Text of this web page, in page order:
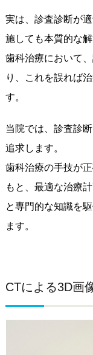
実は、診査診断が
施しても本質的な
歯科治療において
り、これを誤れば
す。
当院では、診査診
追求します。
歯科治療の手技が
もと、最適な治療
と専門的な知識を
ます。
CTによる3D画